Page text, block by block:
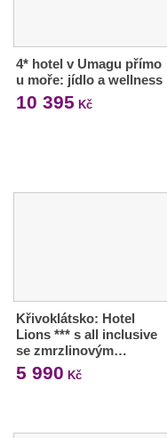
4* hotel v Umagu přímo
u moře: jídlo a wellness
10 395 Kč
Křivoklátsko: Hotel
Lions *** s all inclusive
se zmrzlinovým…
5 990 Kč